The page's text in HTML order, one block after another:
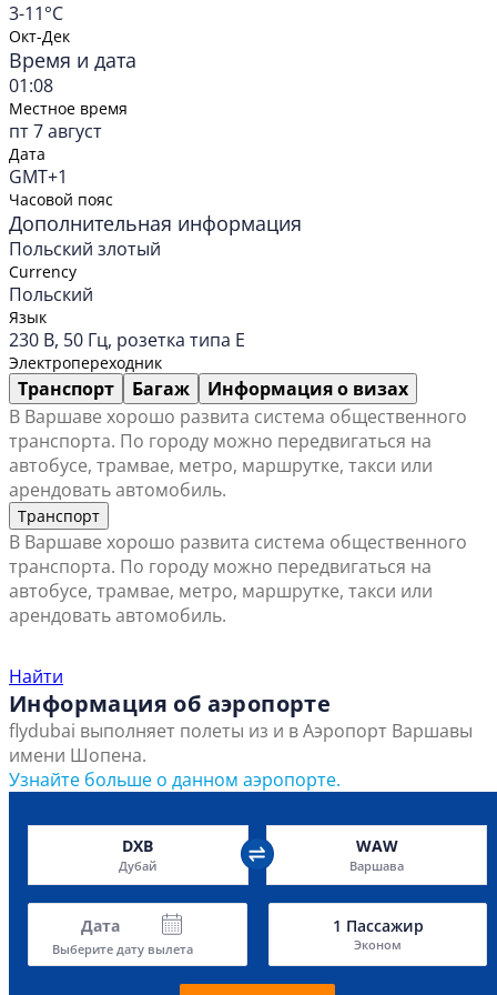
3-11°C
Окт-Дек
Время и дата
01:08
Местное время
пт 7 август
Дата
GMT+1
Часовой пояс
Дополнительная информация
Польский злотый
Currency
Польский
Язык
230 В, 50 Гц, розетка типа E
Электропереходник
Транспорт Багаж
Информация о визах
В Варшаве хорошо развита система общественного
транспорта. По городу можно передвигаться на
автобусе, трамвае, метро, маршрутке, такси или
арендовать автомобиль.
Транспорт
В Варшаве хорошо развита система общественного
транспорта. По городу можно передвигаться на
автобусе, трамвае, метро, маршрутке, такси или
арендовать автомобиль.
Найти
Информация об аэропорте
flydubai выполняет полеты из и в Аэропорт Варшавы
имени Шопена.
Узнайте больше о данном аэропорте.
DXB
Дубай
WAW
Варшава
Дата
Выберите дату вылета
1 Пассажир
Эконом